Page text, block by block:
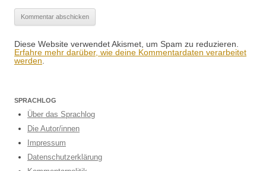
Diese Website verwendet Akismet, um Spam zu reduzieren.
Erfahre mehr darüber, wie deine Kommentardaten verarbeitet
werden
SPRACHLOG
Über das Sprachlog
Die Autor/innen
Impressum
Datenschutzerklärung